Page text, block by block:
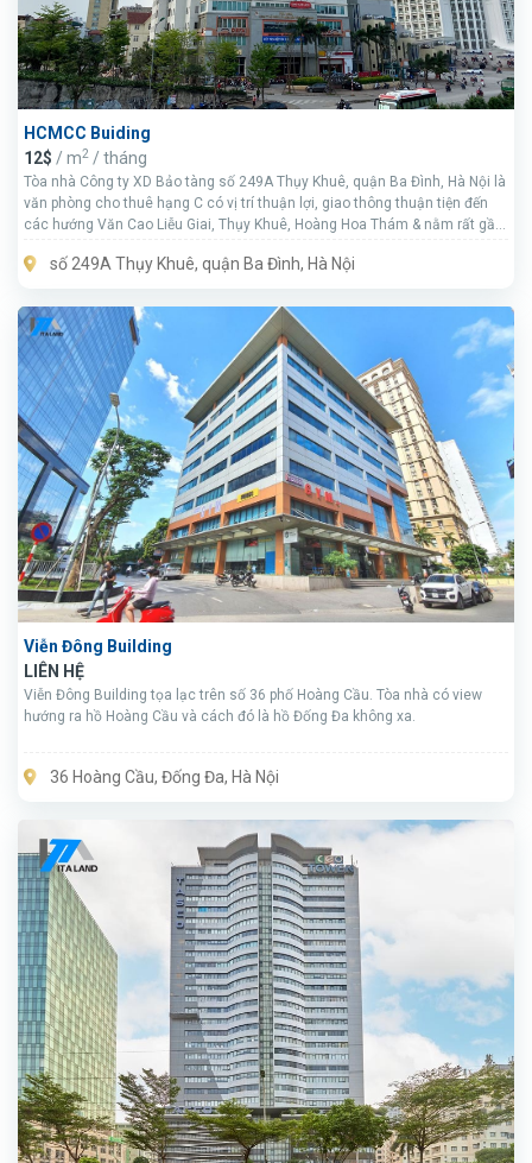
HCMCC Buiding
12$ / m2 / tháng
Tòa nhà Công ty XD Bảo tàng số 249A Thụy Khuê, quận Ba Đình, Hà Nội là
văn phòng cho thuê hạng C có vị trí thuận lợi, giao thông thuận tiện đến
các hướng Văn Cao Liễu Giai, Thụy Khuê, Hoàng Hoa Thám & nằm rất gần
số 249A Thụy Khuê, quận Ba Đình, Hà Nội
Viễn Đông Building
LIÊN HỆ
Viễn Đông Building tọa lạc trên số 36 phố Hoàng Cầu. Tòa nhà có view
hướng ra hồ Hoàng Cầu và cách đó là hồ Đống Đa không xa.
36 Hoàng Cầu, Đống Đa, Hà Nội